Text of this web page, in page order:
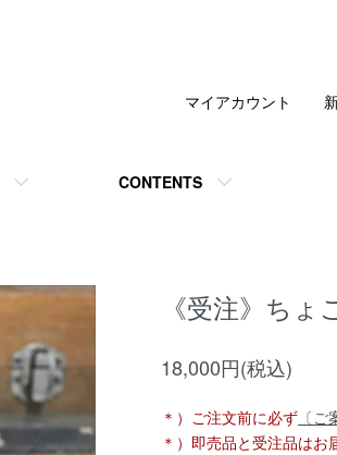
CONTENTS
マイアカウント
《受注》ちょ
18,000円(税込)
＊）ご注文前に必ず 〔ご
＊）即売品と受注品は